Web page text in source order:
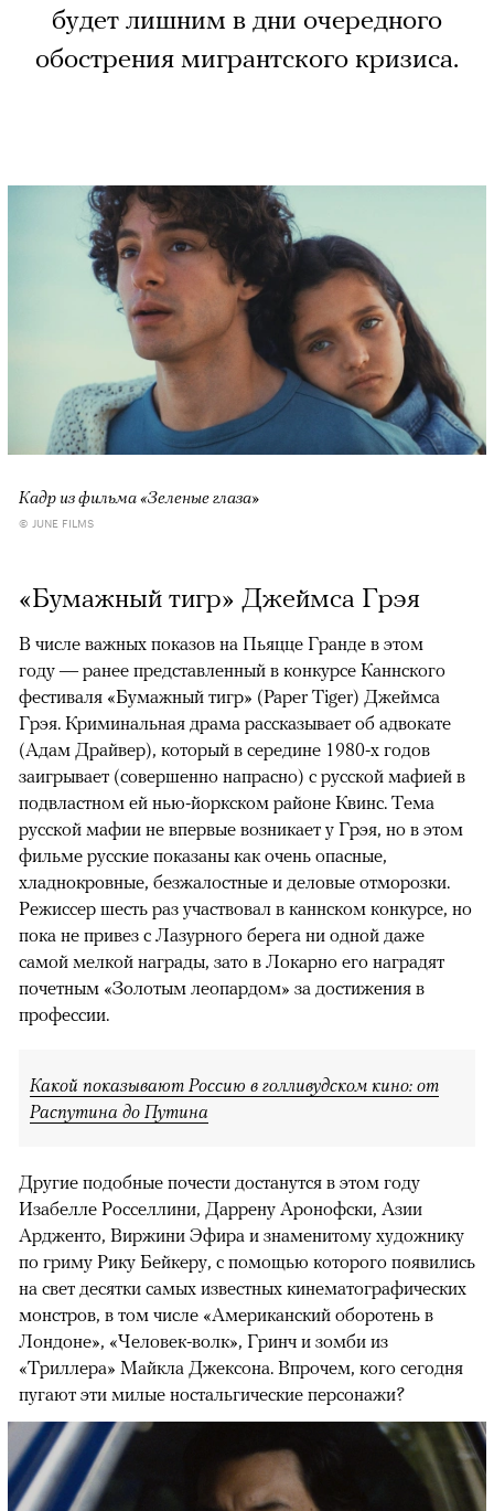
будет лишним в дни очередного
обострения мигрантского кризиса.
Кадр из фильма «Зеленые глаза»
© JUNE FILMS
«Бумажный тигр» Джеймса Грэя
В числе важных показов на Пьяцце Гранде в этом
году — ранее представленный в конкурсе Каннского
фестиваля «Бумажный тигр» (Paper Tiger) Джеймса
Грэя. Криминальная драма рассказывает об адвокате
(Адам Драйвер), который в середине 1980-х годов
заигрывает (совершенно напрасно) с русской мафией в
подвластном ей нью-йоркском районе Квинс. Тема
русской мафии не впервые возникает у Грэя, но в этом
фильме русские показаны как очень опасные,
хладнокровные, безжалостные и деловые отморозки.
Режиссер шесть раз участвовал в каннском конкурсе, но
пока не привез с Лазурного берега ни одной даже
самой мелкой награды, зато в Локарно его наградят
почетным «Золотым леопардом» за достижения в
профессии.
Какой показывают Россию в голливудском кино: от
Распутина до Путина
Другие подобные почести достанутся в этом году
Изабелле Росселлини, Даррену Аронофски, Азии
Ардженто, Виржини Эфира и знаменитому художнику
по гриму Рику Бейкеру, с помощью которого появились
на свет десятки самых известных кинематографических
монстров, в том числе «Американский оборотень в
Лондоне», «Человек-волк», Гринч и зомби из
«Триллера» Майкла Джексона. Впрочем, кого сегодня
пугают эти милые ностальгические персонажи?